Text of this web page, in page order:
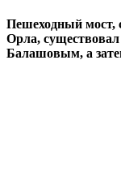
Пешеходный мост,
Орла,
Балашовым, а